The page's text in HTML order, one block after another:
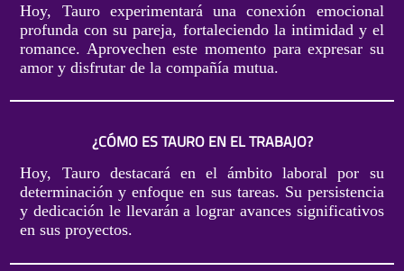
Hoy, Tauro experimentará una conexión emocional
profunda con su pareja, fortaleciendo la intimidad y el
romance. Aprovechen este momento para expresar su
amor y disfrutar de la compañía mutua.
¿CÓMO ES TAURO EN EL TRABAJO?
Hoy, Tauro destacará en el ámbito laboral por su
determinación y enfoque en sus tareas. Su persistencia
y dedicación le llevarán a lograr avances significativos
en sus proyectos.